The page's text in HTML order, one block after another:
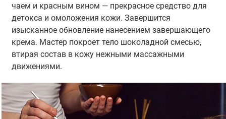
чаем и красным вином — прекрасное средство для
детокса и омоложения кожи. Завершится
изысканное обновление нанесением завершающего
крема. Мастер покроет тело шоколадной смесью,
втирая состав в кожу нежными массажными
движениями.